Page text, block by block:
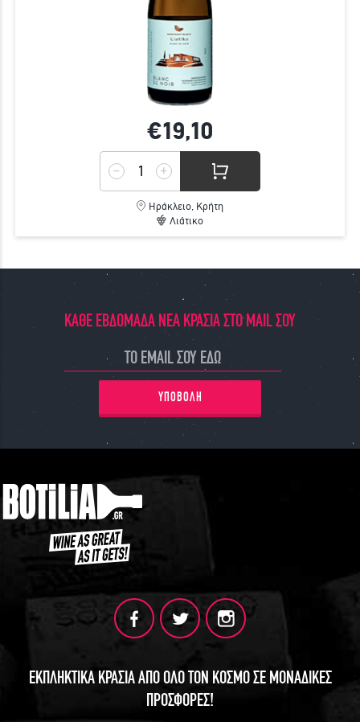
€19,10
Ηράκλειο, Κρήτη
Λιάτικο
ΚΑΘΕ ΕΒΔΟΜΑΔΑ ΝΕΑ ΚΡΑΣΙΑ ΣΤΟ MAIL ΣΟΥ
ΥΠΟΒΟΛΗ
ΕΚΠΛΗΚΤΙΚΑ ΚΡΑΣΙΑ ΑΠΟ ΟΛΟ ΤΟΝ ΚΟΣΜΟ ΣΕ ΜΟΝΑΔΙΚΕΣ
ΠΡΟΣΦΟΡΕΣ!